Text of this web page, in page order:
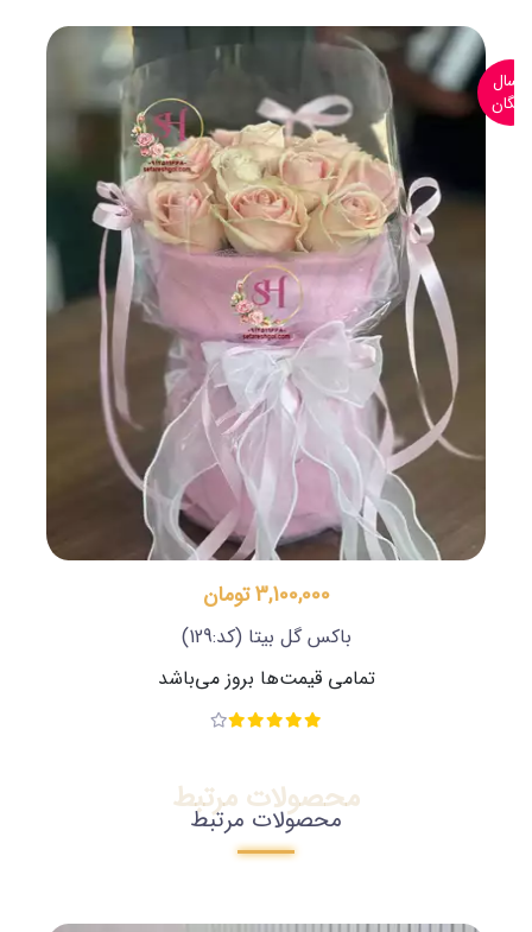
ارسال
رایگان
3,100,000 تومان
باکس گل بیتا (کد:129)
تمامی قیمت‌ها بروز می‌باشد
محصولات مرتبط
محصولات مرتبط